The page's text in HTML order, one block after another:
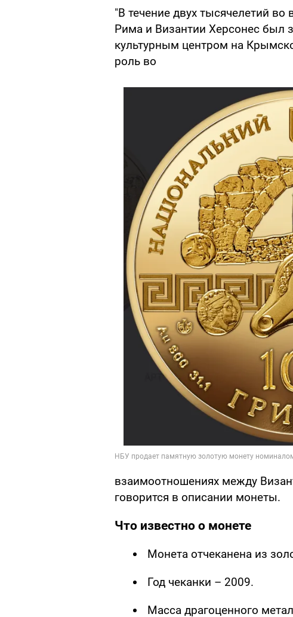
"В течение двух тысячелетий
Рима и Византии Херсонес был
культурным центром на
роль во
взаимоотношениях между
говорится в описании монеты.
Что известно о монете
Монета отчеканена из
Год чеканки – 2009.
Масса драгоценного